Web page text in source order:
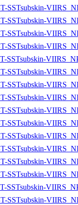
SSTsubskin-
SSTsubskin-
SSTsubskin-
SSTsubskin-
SSTsubskin-
SSTsubskin-
SSTsubskin-
SSTsubskin-
SSTsubskin-
SSTsubskin-
SSTsubskin-
SSTsubskin-
SSTsubskin-
SSTsubskin-
SSTsubskin-
SSTsubskin-